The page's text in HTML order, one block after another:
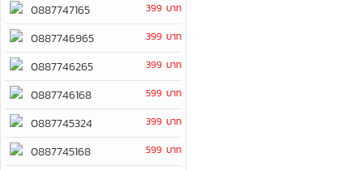
0887747165 399 บาท
0887746965 399 บาท
0887746265 399 บาท
0887746168 599 บาท
0887745324 399 บาท
0887745168 599 บาท